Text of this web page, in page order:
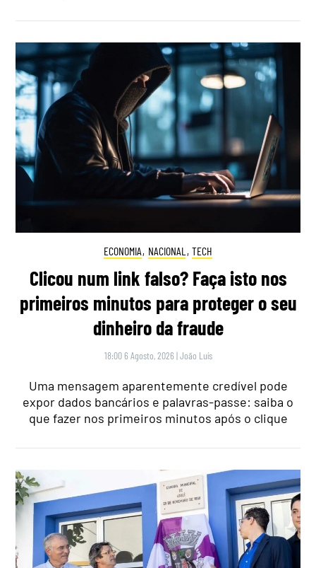
ECONOMIA, NACIONAL , TECH
Clicou num link falso? Faça isto nos
primeiros minutos para proteger o seu
dinheiro da fraude
18:00 6 Agosto, 2026 |João Luís
Uma mensagem aparentemente credível pode
expor dados bancários e palavras-passe: saiba o
que fazer nos primeiros minutos após o clique